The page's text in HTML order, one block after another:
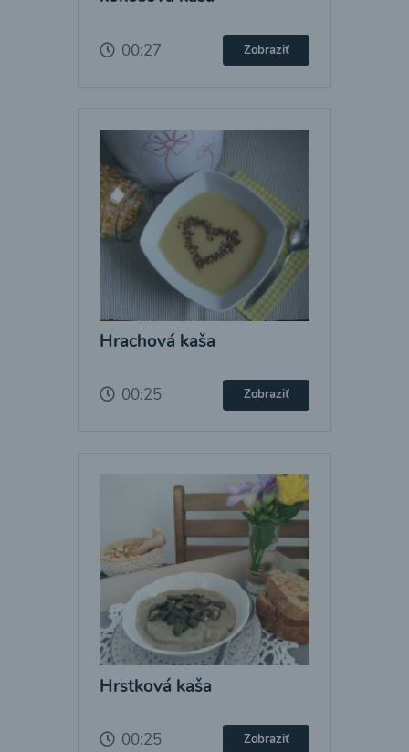
00:27 Zobraziť
Hrachová kaša
00:25 Zobraziť
Hrstková kaša
00:25 Zobraziť